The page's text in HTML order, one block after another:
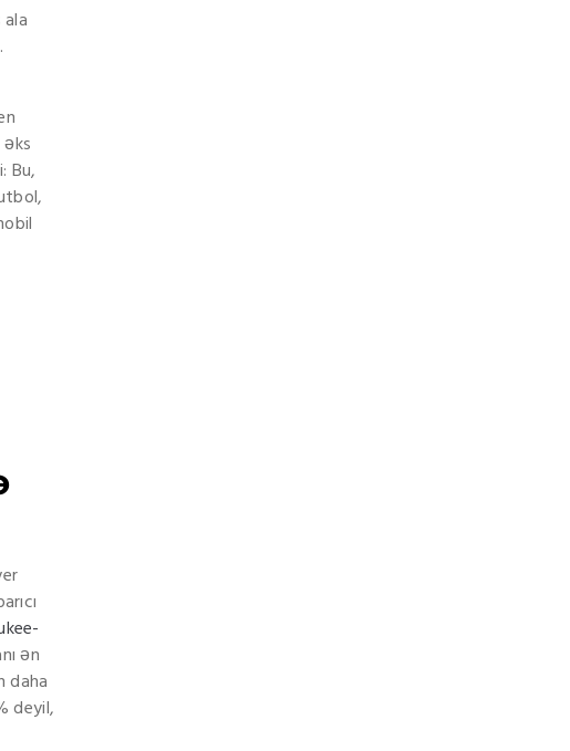
Bu,
ən
daha
deyil,